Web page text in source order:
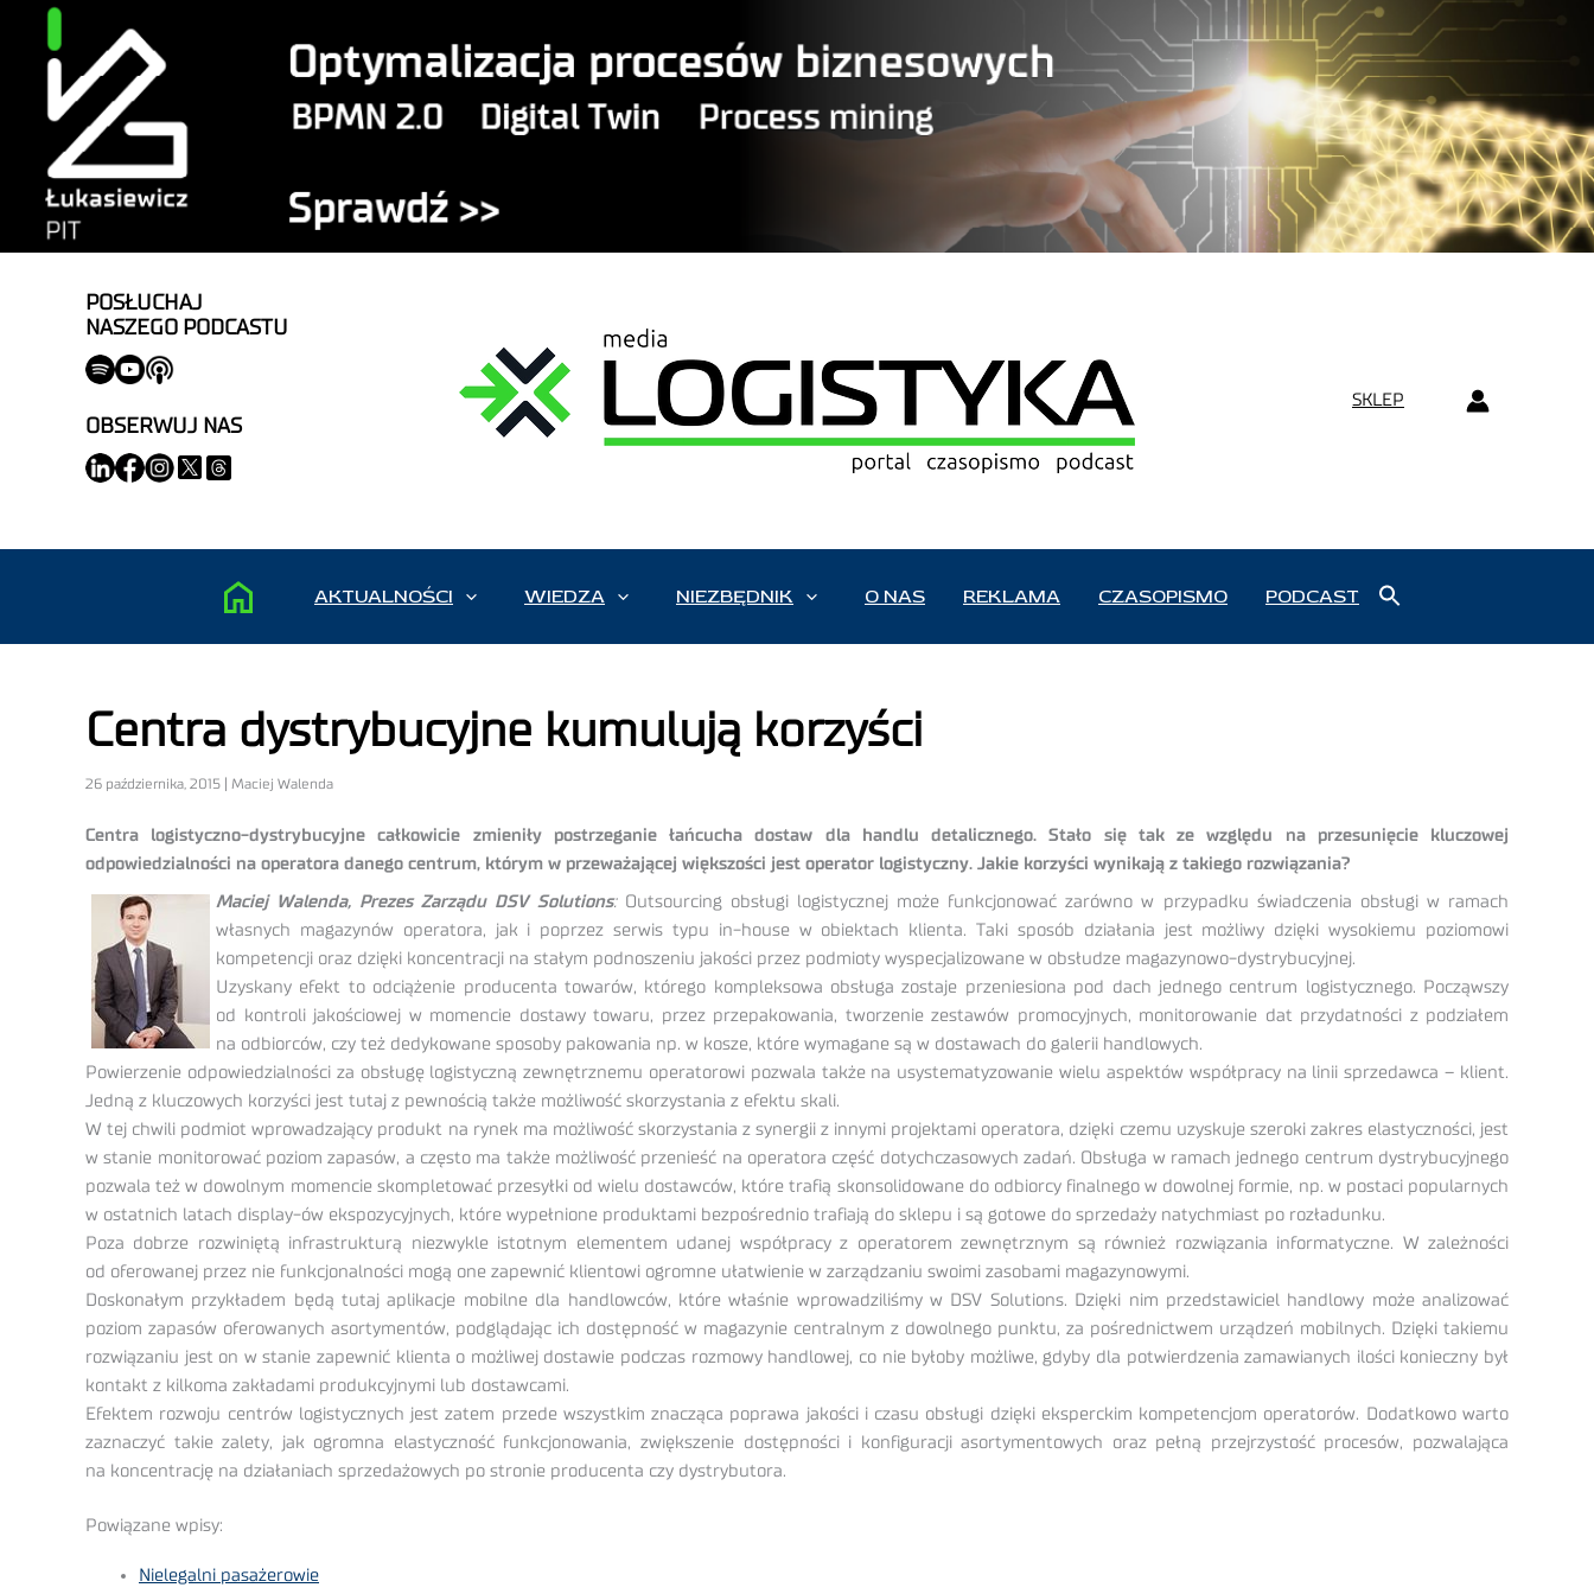
POSŁUCHAJ
NASZEGO PODCASTU
OBSERWUJ NAS
SKLEP
AKTUALNOŚCI WIEDZA NIEZBĘDNIK O NAS REKLAMA CZASOPISMO PODCAST
Centra dystrybucyjne kumulują korzyści
26 października, 2015 | Maciej Walenda
Centra logistyczno-dystrybucyjne całkowicie zmieniły postrzeganie łańcucha dostaw dla handlu detalicznego. Stało się tak ze względu na przesunięcie kluczowej
odpowiedzialności na operatora danego centrum, którym w przeważającej większości jest operator logistyczny. Jakie korzyści wynikają z takiego rozwiązania?
Maciej Walenda, Prezes Zarządu DSV Solutions:Outsourcing obsługi logistycznej może funkcjonować zarówno w przypadku świadczenia obsługi w ramach
własnych magazynów operatora, jak i poprzez serwis typu in-house w obiektach klienta. Taki sposób działania jest możliwy dzięki wysokiemu poziomowi
kompetencji oraz dzięki koncentracji na stałym podnoszeniu jakości przez podmioty wyspecjalizowane w obsłudze magazynowo-dystrybucyjnej.
Uzyskany efekt to odciążenie producenta towarów, którego kompleksowa obsługa zostaje przeniesiona pod dach jednego centrum logistycznego. Począwszy
od kontroli jakościowej w momencie dostawy towaru, przez przepakowania, tworzenie zestawów promocyjnych, monitorowanie dat przydatności z podziałem
na odbiorców, czy też dedykowane sposoby pakowania np. w kosze, które wymagane są w dostawach do galerii handlowych.
Powierzenie odpowiedzialności za obsługę logistyczną zewnętrznemu operatorowi pozwala także na usystematyzowanie wielu aspektów współpracy na linii sprzedawca – klient.
Jedną z kluczowych korzyści jest tutaj z pewnością także możliwość skorzystania z efektu skali.
W tej chwili podmiot wprowadzający produkt na rynek ma możliwość skorzystania z synergii z innymi projektami operatora, dzięki czemu uzyskuje szeroki zakres elastyczności, jest
w stanie monitorować poziom zapasów, a często ma także możliwość przenieść na operatora część dotychczasowych zadań. Obsługa w ramach jednego centrum dystrybucyjnego
pozwala też w dowolnym momencie skompletować przesyłki od wielu dostawców, które trafią skonsolidowane do odbiorcy finalnego w dowolnej formie, np. w postaci popularnych
w ostatnich latach display-ów ekspozycyjnych, które wypełnione produktami bezpośrednio trafiają do sklepu i są gotowe do sprzedaży natychmiast po rozładunku.
Poza dobrze rozwiniętą infrastrukturą niezwykle istotnym elementem udanej współpracy z operatorem zewnętrznym są również rozwiązania informatyczne. W zależności
od oferowanej przez nie funkcjonalności mogą one zapewnić klientowi ogromne ułatwienie w zarządzaniu swoimi zasobami magazynowymi.
Doskonałym przykładem będą tutaj aplikacje mobilne dla handlowców, które właśnie wprowadziliśmy w DSV Solutions. Dzięki nim przedstawiciel handlowy może analizować
poziom zapasów oferowanych asortymentów, podglądając ich dostępność w magazynie centralnym z dowolnego punktu, za pośrednictwem urządzeń mobilnych. Dzięki takiemu
rozwiązaniu jest on w stanie zapewnić klienta o możliwej dostawie podczas rozmowy handlowej, co nie byłoby możliwe, gdyby dla potwierdzenia zamawianych ilości konieczny był
kontakt z kilkoma zakładami produkcyjnymi lub dostawcami.
Efektem rozwoju centrów logistycznych jest zatem przede wszystkim znacząca poprawa jakości i czasu obsługi dzięki eksperckim kompetencjom operatorów. Dodatkowo warto
zaznaczyć takie zalety, jak ogromna elastyczność funkcjonowania, zwiększenie dostępności i konfiguracji asortymentowych oraz pełną przejrzystość procesów, pozwalająca
na koncentrację na działaniach sprzedażowych po stronie producenta czy dystrybutora.
Powiązane wpisy:
Nielegalni pasażerowie